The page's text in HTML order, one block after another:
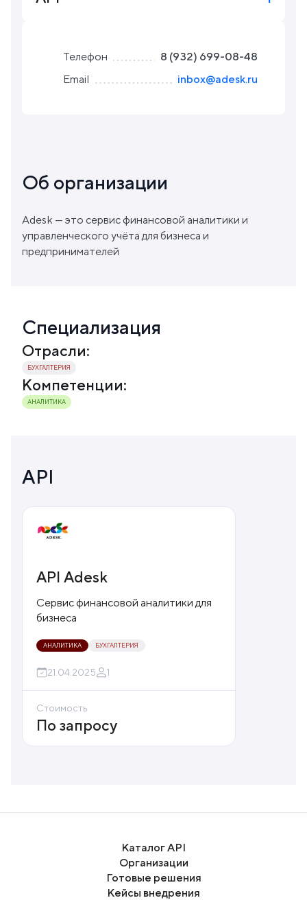
Телефон
8 (932) 699-08-48
Email
inbox@adesk.ru
Об организации
Adesk — это сервис финансовой аналитики и
управленческого учёта для бизнеса и
предпринимателей
Специализация
Отрасли:
БУХГАЛТЕРИЯ
Компетенции:
АНАЛИТИКА
API
API Adesk
Сервис финансовой аналитики для
бизнеса
АНАЛИТИКА БУХГАЛТЕРИЯ
21.04.2025 1
Стоимость
По запросу
Каталог API
Организации
Готовые решения
Кейсы внедрения